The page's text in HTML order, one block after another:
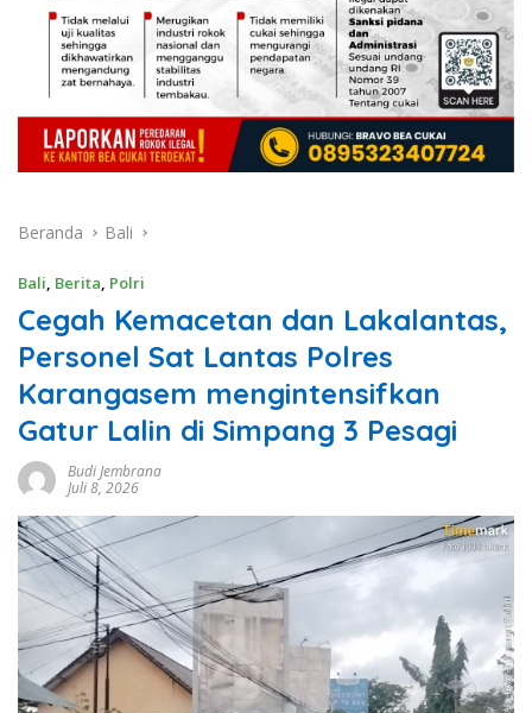
Beranda Bali
Bali, Berita, Polri
Cegah Kemacetan dan Lakalantas,
Personel Sat Lantas Polres
Karangasem mengintensifkan
Gatur Lalin di Simpang 3 Pesagi
Budi Jembrana
Juli 8, 2026